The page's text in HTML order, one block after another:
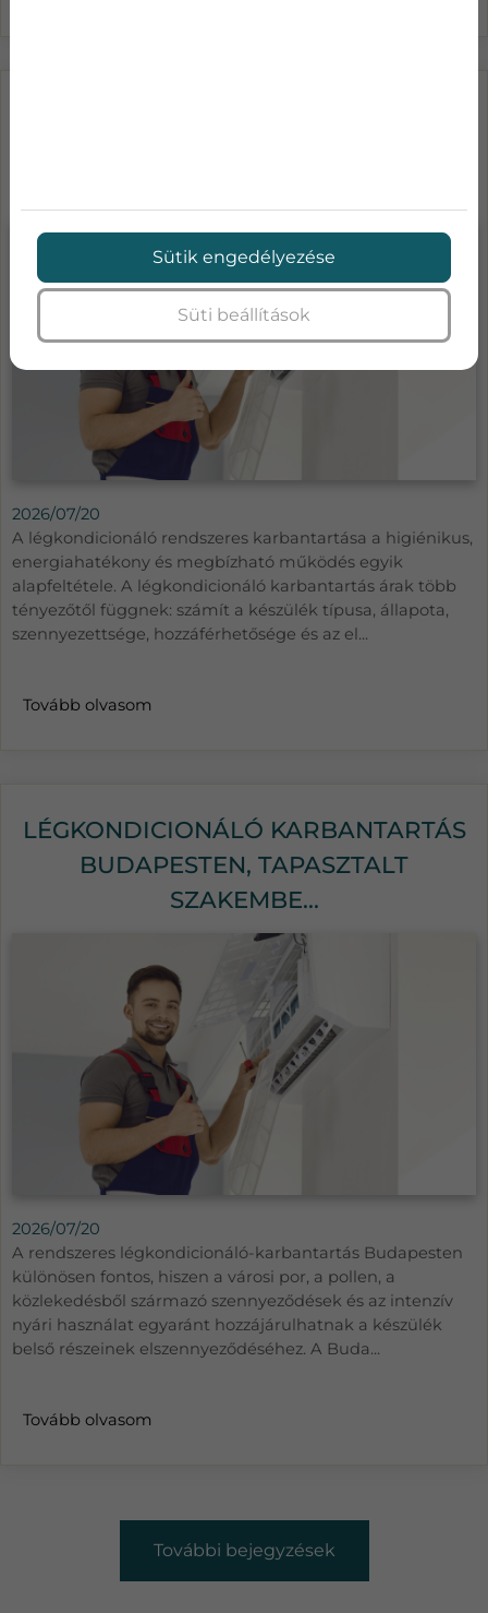
2026/07/20
A légkondicionáló rendszeres karbantartása a higiénikus,
energiahatékony és megbízható működés egyik
alapfeltétele. A légkondicionáló karbantartás árak több
tényezőtől függnek: számít a készülék típusa, állapota,
szennyezettsége, hozzáférhetősége és az el...
Tovább olvasom
LÉGKONDICIONÁLÓ KARBANTARTÁS
BUDAPESTEN, TAPASZTALT
SZAKEMBE...
2026/07/20
A rendszeres légkondicionáló-karbantartás Budapesten
különösen fontos, hiszen a városi por, a pollen, a
közlekedésből származó szennyeződések és az intenzív
nyári használat egyaránt hozzájárulhatnak a készülék
belső részeinek elszennyeződéséhez. A Buda...
Tovább olvasom
További bejegyzések
Sütik engedélyezése
Süti beállítások